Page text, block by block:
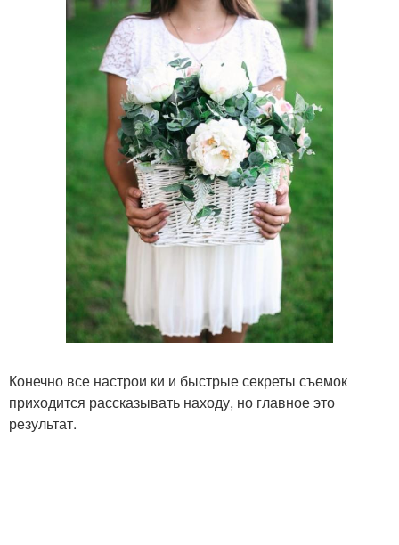
Конечно все настрои ки и быстрые секреты съемок
приходится рассказывать находу, но главное это
результат.